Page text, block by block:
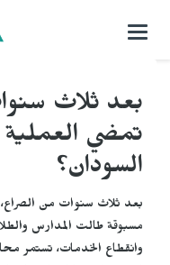
التحكم
بعد ثلاث
تمضي العملية
السودان؟
بعد ثلاث سنوات من الصراع،
مسبوقة طالت المدارس
وانقطاع الخدمات، تستمر